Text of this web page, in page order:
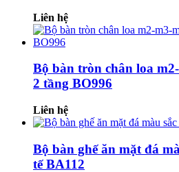
Liên hệ
Bộ bàn tròn chân loa
2 tầng BO996
Liên hệ
Bộ bàn ghế ăn mặt đá
tế BA112